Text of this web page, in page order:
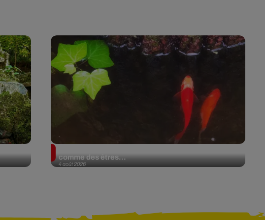
4 août 2026
comme des êtres...